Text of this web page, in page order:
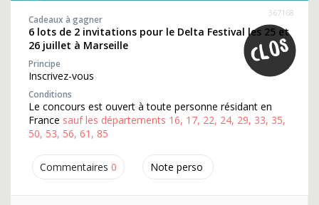
Commentaires 0 Note perso
367168
Cadeaux à gagner
6 lots de 2 invitations pour le Delta Festival les 25 et
26 juillet à Marseille
Principe
Inscrivez-vous
Conditions
Le concours est ouvert à toute personne résidant en
France sauf les départements 16, 17, 22, 24, 29, 33, 35,
50, 53, 56, 61, 85